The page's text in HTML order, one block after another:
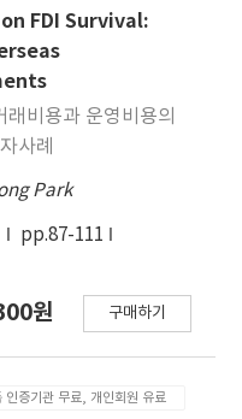
FDI Survival:
비용과 운영비용의
사례
Park
pp.87-111
원 구매하기
인증기관 무료, 개인회원 유료